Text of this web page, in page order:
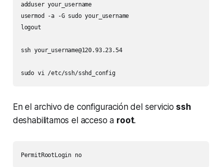
adduser your_username
usermod -a -G sudo your_username
logout
ssh your_username@120.93.23.54
sudo vi /etc/ssh/sshd_config
En el archivo de configuración del servicio ssh
deshabilitamos el acceso a root.
PermitRootLogin no